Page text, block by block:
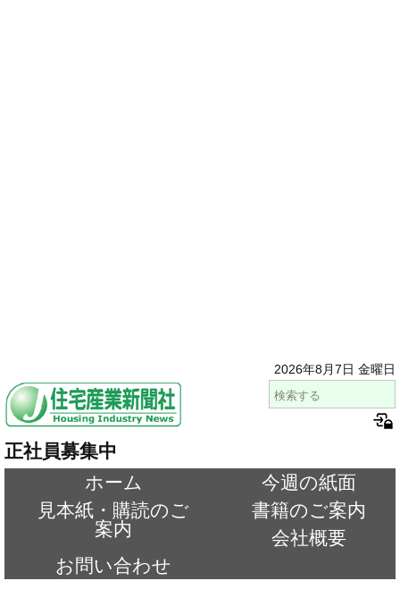
2026年8月7日 金曜日
正社員募集中
ホーム
今週の紙面
見本紙・購読のご
案内
書籍のご案内
会社概要
お問い合わせ